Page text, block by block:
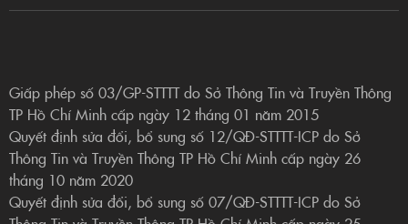
Giấp phép số 03/GP-STTTT do Sở Thông Tin và Truyền Thông
TP Hồ Chí Minh cấp ngày 12 tháng 01 năm 2015
Quyết định sửa đổi, bổ sung số 12/QĐ-STTTT-ICP do Sở
Thông Tin và Truyền Thông TP Hồ Chí Minh cấp ngày 26
tháng 10 năm 2020
Quyết định sửa đổi, bổ sung số 07/QĐ-STTTT-ICP do Sở